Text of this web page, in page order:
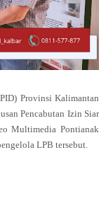
Provinsi Kalimantan
Pencabutan Izin Siar
Multimedia Pontianak
LPB tersebut.